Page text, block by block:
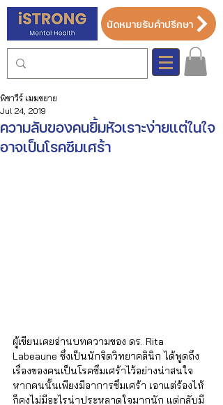
นัดหมายรับคำปรึกษา
ความลับของคนยิ้มหัวเราะง่ายแต่ในใจ
อาจเป็นโรคซึมเศร้า
พิชาวีร์ เมฆขยาย
Jul 24, 2019
ผู้เขียนเคยอ่านบทความของ ดร. Rita
Labeaune ซึ่งเป็นนักจิตวิทยาคลินิก ได้พูดถึง
เรื่องของคนเป็นโรคซึมเศร้าไว้อย่างน่าสนใจ
หากคนนั้นเพียงมีอาการซึมเศร้า เอาแต่ร้องไห้
ก็คงไม่มีอะไรน่าประหลาดใจมากนัก แต่กลับมี